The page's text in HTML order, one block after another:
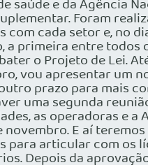
saúde e da Agência
Foram
com cada setor e, no
a primeira entre todos
o Projeto de Lei.
vou apresentar um
prazo para mais
uma segunda
as operadoras e a
novembro. E aí
para articular com os
Depois da